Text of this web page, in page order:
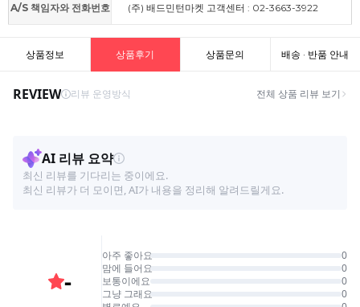
A/S 책임자와 전화번호 (주) 배드민턴마켓 고객센터 : 02-3663-3922
상품정보 상품후기 상품문의 배송 · 반품 안내